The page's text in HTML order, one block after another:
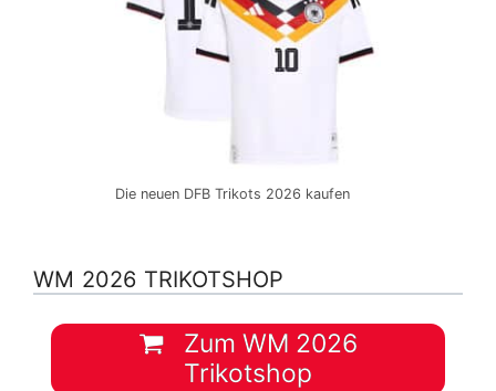
Die neuen DFB Trikots 2026 kaufen
WM 2026 TRIKOTSHOP
Zum WM 2026
Trikotshop